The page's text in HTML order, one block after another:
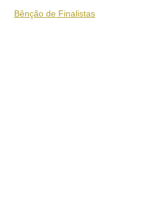
Bênção de Finalistas